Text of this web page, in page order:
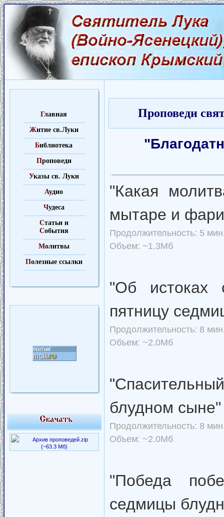
Главная
Житие св.Луки
Библиотека
Проповеди
Указы св. Луки
Аудио
Чудеса
Cтатьи и
События
Молитвы
Полезные ссылки
Архив проповедей.zip
(~63.3 Мб)
Проповеди
"Какая
мытаре и
Продолжительность: 5
Объем: ~1.3Мб
"Об истоках
пятницу
Продолжительность: 8
Объем: ~2.0Мб
блудном
Продолжительность: 8
Объем: ~2.0Мб
"Победа
седмицы